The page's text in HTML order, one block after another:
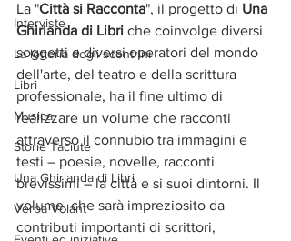
Interviste
La lotteria degli scontrini
Libri
Musica
Storie Taciute
Una Ghirlanda di Libri
Verba Volant
La "Città si Racconta", il progetto di Una
Ghirlanda di Libri che coinvolge diversi
soggetti e diversi operatori del mondo
dell'arte, del teatro e della scrittura
professionale, ha il fine ultimo di
realizzare un volume che racconti
attraverso il connubio tra immagini e
testi – poesie, novelle, racconti
brevissimi – la città e si suoi dintorni. Il
volume, che sarà impreziosito da
contributi importanti di scrittori,